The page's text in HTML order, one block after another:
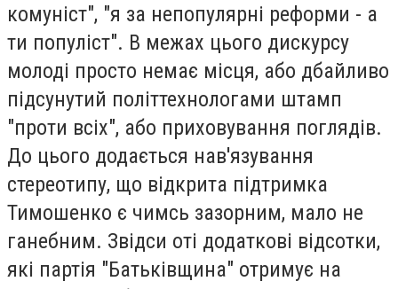
комуніст", "я за непопулярні реформи - а
ти популіст". В межах цього дискурсу
молоді просто немає місця, або дбайливо
підсунутий політтехнологами штамп
"проти всіх", або приховування поглядів.
До цього додається нав'язування
стереотипу, що відкрита підтримка
Тимошенко є чимсь зазорним, мало не
ганебним. Звідси оті додаткові відсотки,
які партія "Батьківщина" отримує на